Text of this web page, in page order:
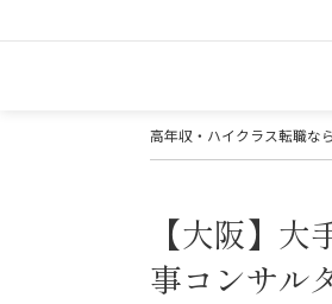
高年収・ハイクラス転職な
【大阪】
事コンサル